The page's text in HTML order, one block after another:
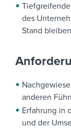
des
Stand bleiben
anderen
Erfahrung in
und der